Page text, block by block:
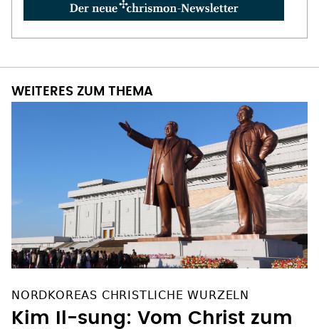
WEITERES ZUM THEMA
NORDKOREAS CHRISTLICHE WURZELN
Kim Il-sung: Vom Christ zum